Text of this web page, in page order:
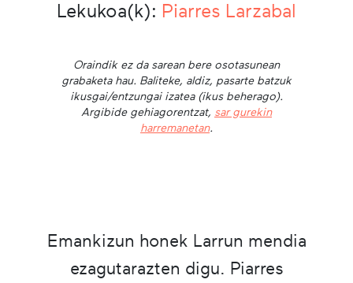
Lekukoa(k): Piarres Larzabal
Oraindik ez da sarean bere osotasunean
grabaketa hau. Baliteke, aldiz, pasarte batzuk
ikusgai/entzungai izatea (ikus beherago).
Argibide gehiagorentzat, sar gurekin
harremanetan.
Emankizun honek Larrun mendia
ezagutarazten digu. Piarres